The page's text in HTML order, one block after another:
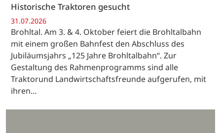
Historische Traktoren gesucht
31.07.2026
Brohltal. Am 3. & 4. Oktober feiert die Brohltalbahn
mit einem großen Bahnfest den Abschluss des
Jubiläumsjahrs „125 Jahre Brohltalbahn“. Zur
Gestaltung des Rahmenprogramms sind alle
Traktorund Landwirtschaftsfreunde aufgerufen, mit
ihren…